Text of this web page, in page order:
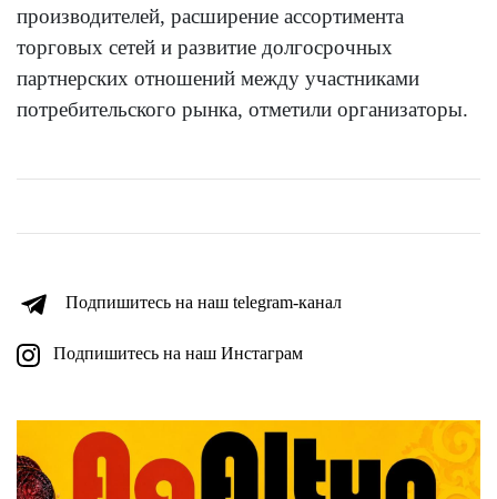
производителей, расширение ассортимента
торговых сетей и развитие долгосрочных
партнерских отношений между участниками
потребительского рынка, отметили организаторы.
Подпишитесь на наш telegram-канал
Подпишитесь на наш Инстаграм